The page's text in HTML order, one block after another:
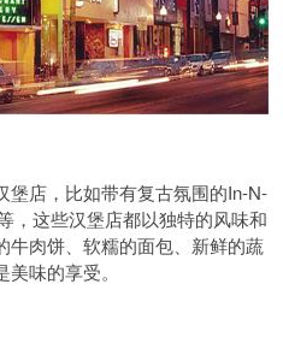
店，比如带有复古氛围的In-N-
，这些汉堡店都以独特的风味和
牛肉饼、软糯的面包、新鲜的蔬
味的享受。